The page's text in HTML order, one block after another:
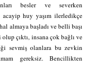
besler ve severken
huy yaşım ilerledikçe
almaya başladı ve belli başı
çıktı, insana çok bağlı ve
sevmiş olanlara bu zevkin
gereksiz. Bencillikten